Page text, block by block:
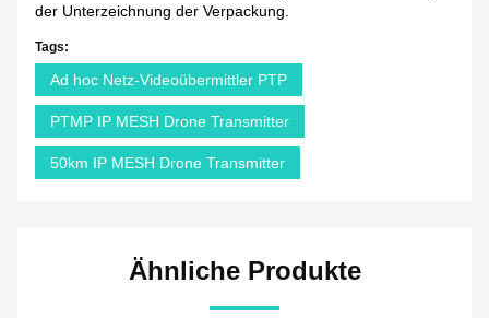
der Unterzeichnung der Verpackung.
Tags:
Ad hoc Netz-Videoübermittler PTP
PTMP IP MESH Drone Transmitter
50km IP MESH Drone Transmitter
Ähnliche Produkte